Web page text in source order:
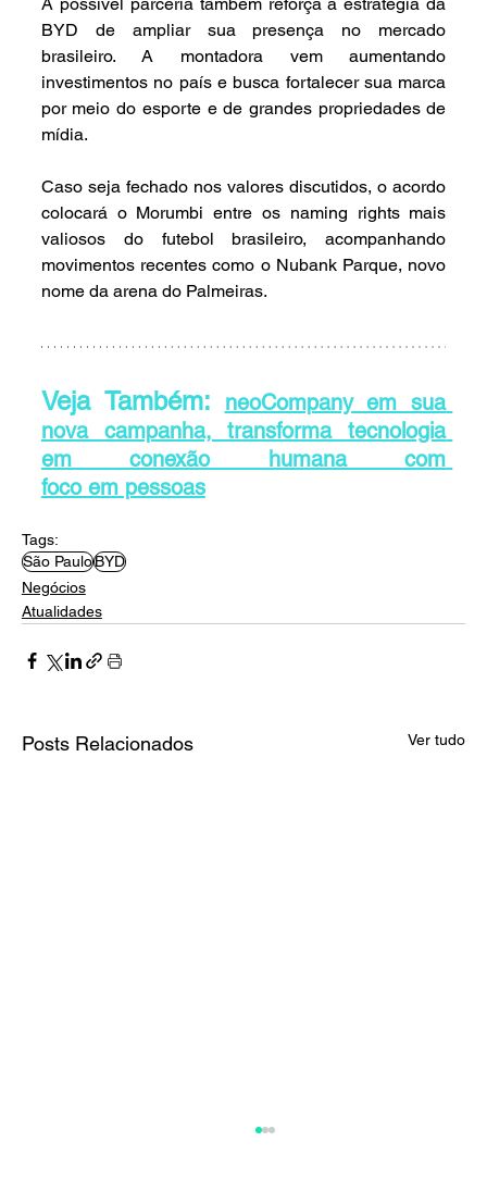
BYD de ampliar sua presença no mercado
brasileiro. A montadora vem aumentando
investimentos no país e busca fortalecer sua marca
por meio do esporte e de grandes propriedades de
mídia.
Caso seja fechado nos valores discutidos, o acordo
colocará o Morumbi entre os naming rights mais
valiosos do futebol brasileiro, acompanhando
movimentos recentes como o Nubank Parque, novo
nome da arena do Palmeiras.
Veja Também:
neoCompany em sua
nova campanha, transforma tecnologia
em conexão humana com
foco em pessoas
Tags:
São PauloBYD
Negócios
Atualidades
Posts Relacionados Ver tudo